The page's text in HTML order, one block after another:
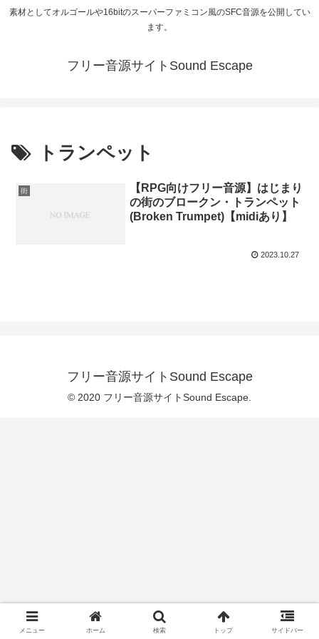
素材としてオルゴールや16bitのスーパーファミコン風のSFC音源を公開してい
ます。
フリー音源サイトSound Escape
トランペット
街
【RPG向けフリー音源】はじまり
の街のブロークン・トランペット
(Broken Trumpet)【midiあり】
2023.10.27
フリー音源サイトSound Escape
© 2020 フリー音源サイトSound Escape.
メニュー ホーム 検索 トップ サイドバー